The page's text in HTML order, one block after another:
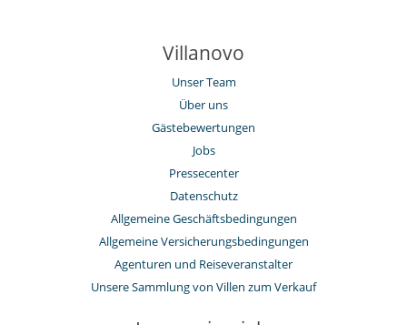
Villanovo
Unser Team
Über uns
Gästebewertungen
Jobs
Pressecenter
Datenschutz
Allgemeine Geschäftsbedingungen
Allgemeine Versicherungsbedingungen
Agenturen und Reiseveranstalter
Unsere Sammlung von Villen zum Verkauf